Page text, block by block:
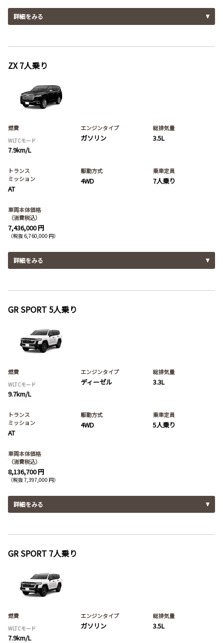
詳細をみる
ZX 7人乗り
燃費
WLTCモード
7.9km/L
エンジンタイプ
ガソリン
総排気量
3.5L
トランス
ミッション
AT
駆動方式
4WD
乗車定員
7人乗り
車両本体価格
（消費税込）
7,436,000 円
（税抜 6,760,000 円）
詳細をみる
GR SPORT 5人乗り
燃費
WLTCモード
9.7km/L
エンジンタイプ
ディーゼル
総排気量
3.3L
トランス
ミッション
AT
駆動方式
4WD
乗車定員
5人乗り
車両本体価格
（消費税込）
8,136,700 円
（税抜 7,397,000 円）
詳細をみる
GR SPORT 7人乗り
燃費
WLTCモード
7.9km/L
エンジンタイプ
ガソリン
総排気量
3.5L